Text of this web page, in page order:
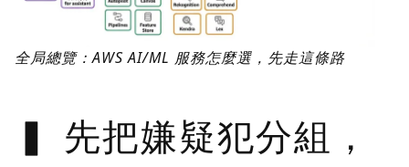
全局總覽：AWS AI/ML 服務怎麼選，先走這條路
先把嫌疑犯分組，